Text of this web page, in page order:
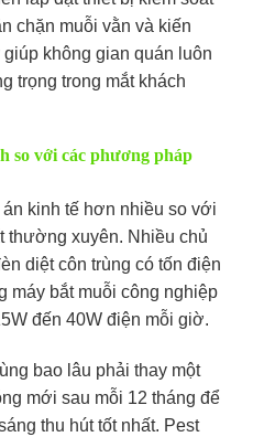
chặn muỗi vằn và kiến
không gian quán luôn
trọng trong mắt khách
so với các phương pháp
kinh tế hơn nhiều so với
thường xuyên. Nhiều chủ
diệt côn trùng có tốn điện
máy bắt muỗi công nghiệp
đến 40W điện mỗi giờ.
bao lâu phải thay một
mới sau mỗi 12 tháng để
thu hút tốt nhất. Pest